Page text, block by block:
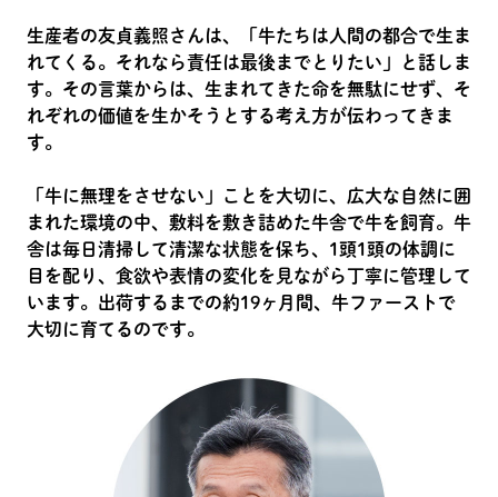
生産者の友貞義照さんは、「牛たちは人間の都合で生ま
れてくる。それなら責任は最後までとりたい」と話しま
す。その言葉からは、生まれてきた命を無駄にせず、そ
れぞれの価値を生かそうとする考え方が伝わってきま
す。
「牛に無理をさせない」ことを大切に、広大な自然に囲
まれた環境の中、敷料を敷き詰めた牛舎で牛を飼育。牛
舎は毎日清掃して清潔な状態を保ち、1頭1頭の体調に
目を配り、食欲や表情の変化を見ながら丁寧に管理して
います。出荷するまでの約19ヶ月間、牛ファーストで
大切に育てるのです。